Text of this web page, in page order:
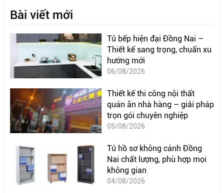
Bài viết mới
Tủ bếp hiện đại Đồng Nai –
Thiết kế sang trọng, chuẩn xu
hướng mới
06/08/2026
Thiết kế thi công nội thất
quán ăn nhà hàng – giải pháp
trọn gói chuyên nghiệp
05/08/2026
Tủ hồ sơ không cánh Đồng
Nai chất lượng, phù hợp mọi
không gian
04/08/2026